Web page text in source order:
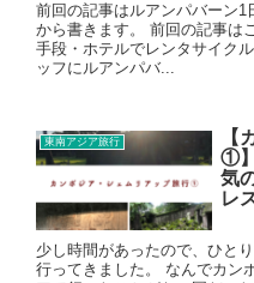
前回の記事はルアンパバーン1
から書きます。 前回の記事は
手段・ホテルでレンタサイク
ッフにルアンパバ...
東南アジア旅行
【
①
気
レ
少し時間があったので、ひと
行ってきました。 なんでカン